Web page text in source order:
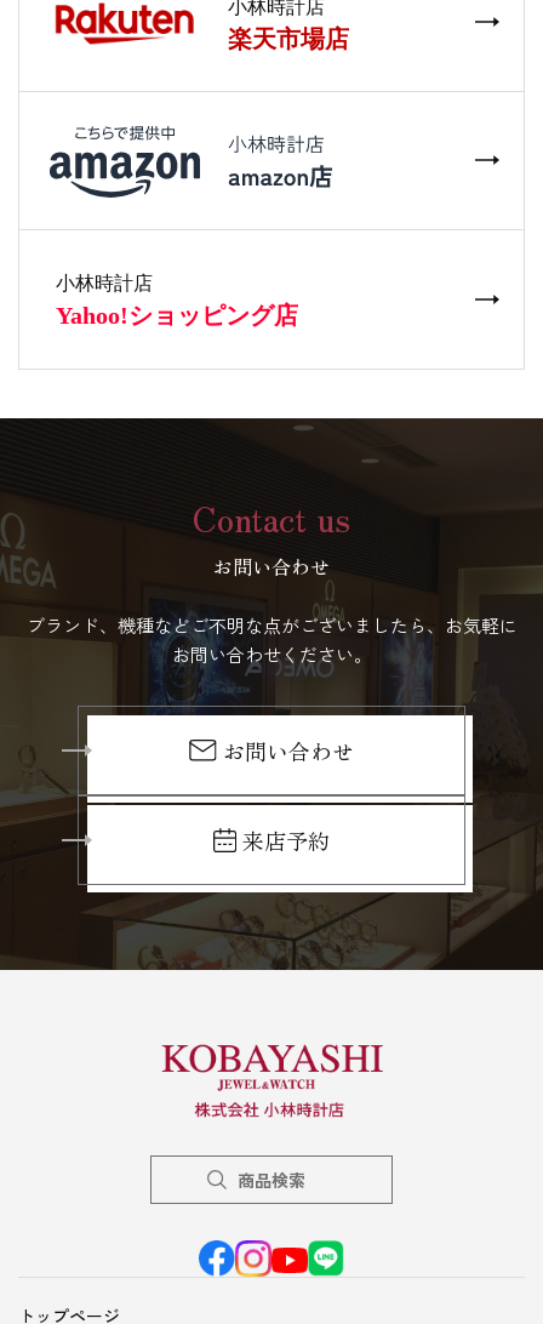
Contact us
お問い合わせ
ブランド、機種などご不明な点がございましたら、お気軽に
お問い合わせください。
お問い合わせ
来店予約
商品検索
トップページ